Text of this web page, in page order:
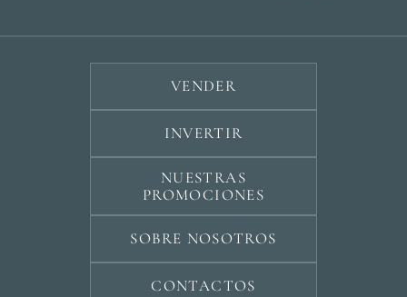
VENDER
INVERTIR
NUESTRAS
PROMOCIONES
SOBRE NOSOTROS
CONTACTOS